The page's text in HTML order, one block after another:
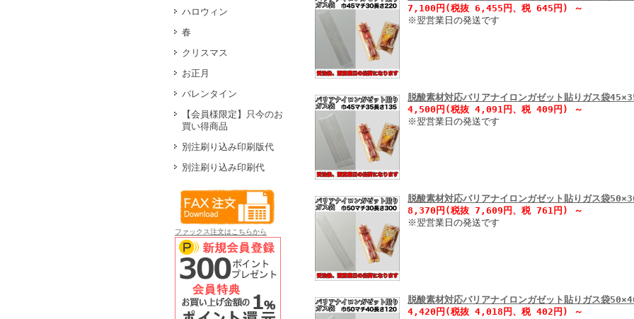
ハロウィン
春
クリスマス
お正月
バレンタイン
【会員様限定】只今のお
買い得商品
別注刷り込み印刷版代
別注刷り込み印刷代
ファックス注文はこちらから
7,100円(税抜 6,455円、税 645円)
～
※翌営業日の発送です
脱酸素材対応バリアナイロンガゼット貼りガス袋
4,500円(税抜 4,091円、税 409円)
～
※翌営業日の発送です
脱酸素材対応バリアナイロンガゼット貼りガス袋
8,370円(税抜 7,609円、税 761円)
～
※翌営業日の発送です
脱酸素材対応バリアナイロンガゼット貼りガス袋
4,420円(税抜 4,018円、税 402円)
～